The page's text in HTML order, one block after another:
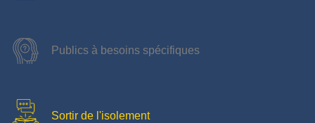
Publics à besoins spécifiques
Sortir de l'isolement